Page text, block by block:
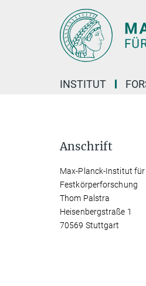
INSTITUT
Anschrift
Max-Planck-Institut für
Festkörperforschung
Thom Palstra
Heisenbergstraße 1
70569 Stuttgart